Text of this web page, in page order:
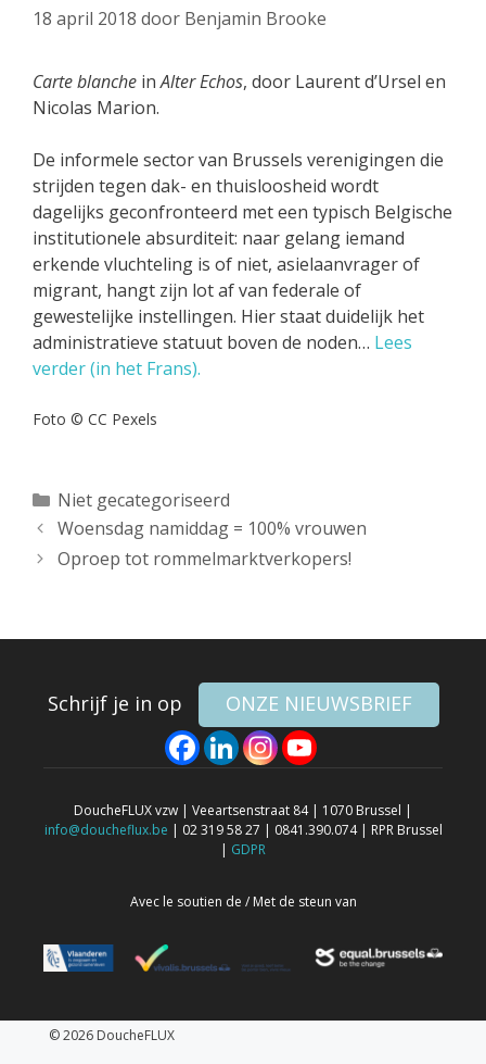
18 april 2018 door Benjamin Brooke
Carte blanche inAlter Echos, door Laurent d’Ursel en
Nicolas Marion.
De informele sector van Brussels verenigingen die
strijden tegen dak- en thuisloosheid wordt
dagelijks geconfronteerd met een typisch Belgische
institutionele absurditeit: naar gelang iemand
erkende vluchteling is of niet, asielaanvrager of
migrant, hangt zijn lot af van federale of
gewestelijke instellingen. Hier staat duidelijk het
administratieve statuut boven de noden… Lees
verder (in het Frans).
Foto © CC Pexels
Categorieën
Niet gecategoriseerd
Woensdag namiddag = 100% vrouwen
Oproep tot rommelmarktverkopers!
Schrijf je in op ONZE NIEUWSBRIEF
DoucheFLUX vzw | Veeartsenstraat 84 | 1070 Brussel |
info@doucheflux.be | 02 319 58 27 | 0841.390.074 | RPR Brussel
| GDPR
Avec le soutien de / Met de steun van
© 2026 DoucheFLUX